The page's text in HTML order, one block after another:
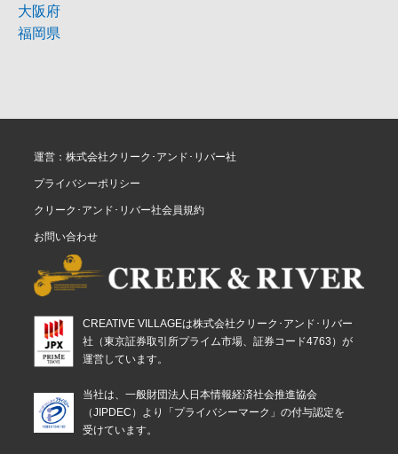
大阪府
福岡県
運営：株式会社クリーク･アンド･リバー社
プライバシーポリシー
クリーク･アンド･リバー社会員規約
お問い合わせ
CREATIVE VILLAGEは株式会社クリーク･アンド･リバー
社（東京証券取引所プライム市場、証券コード4763）が
運営しています。
当社は、一般財団法人日本情報経済社会推進協会
（JIPDEC）より「プライバシーマーク」の付与認定を
受けています。